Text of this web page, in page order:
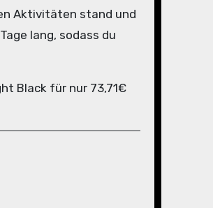
Aktivitäten stand und
lang, sodass du
Black für nur 73,71€